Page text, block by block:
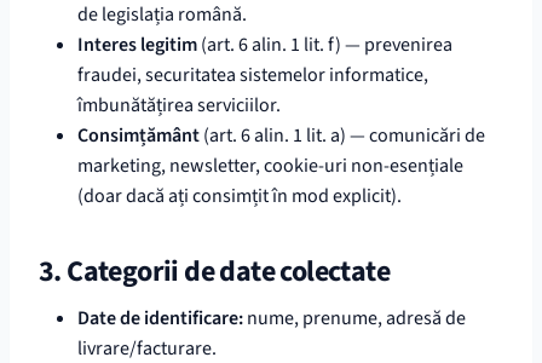
de legislația română.
Interes legitim(art. 6 alin. 1 lit. f) — prevenirea
fraudei, securitatea sistemelor informatice,
îmbunătățirea serviciilor.
Consimțământ(art. 6 alin. 1 lit. a) — comunicări de
marketing, newsletter, cookie-uri non-esențiale
(doar dacă ați consimțit în mod explicit).
3. Categorii de date colectate
Date de identificare:nume, prenume, adresă de
livrare/facturare.